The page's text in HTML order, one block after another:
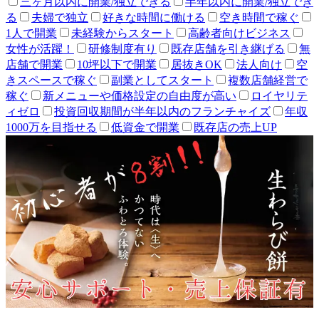
る
夫婦で独立 好きな時間に働ける
空き時間で稼ぐ
1人で開業
未経験からスタート
高齢者向けビジネス
女性が活躍！
研修制度有り 既存店舗を引き継げる
無
店舗で開業
10坪以下で開業 居抜きOK 法人向け
空
きスペースで稼ぐ
副業としてスタート
複数店舗経営で
稼ぐ
新メニューや価格設定の自由度が高い
ロイヤリテ
ィゼロ
投資回収期間が半年以内のフランチャイズ
年収
1000万を目指せる
低資金で開業 既存店の売上UP